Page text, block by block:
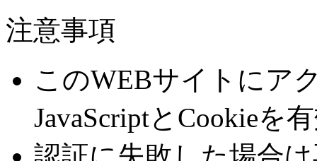
注意事項
このWEBサイトにア
JavaScriptとCookieを